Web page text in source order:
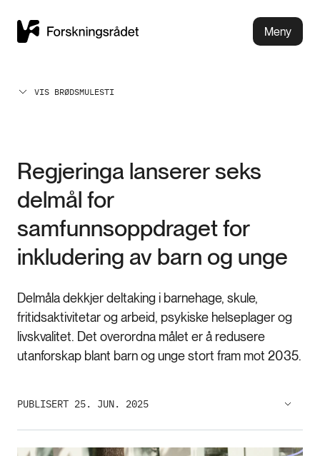
Meny
VIS BRØDSMULESTI
Regjeringa lanserer seks
delmål for
samfunnsoppdraget for
inkludering av barn og unge
Delmåla dekkjer deltaking i barnehage, skule,
fritidsaktivitetar og arbeid, psykiske helseplager og
livskvalitet. Det overordna målet er å redusere
utanforskap blant barn og unge stort fram mot 2035.
PUBLISERT 25. JUN. 2025